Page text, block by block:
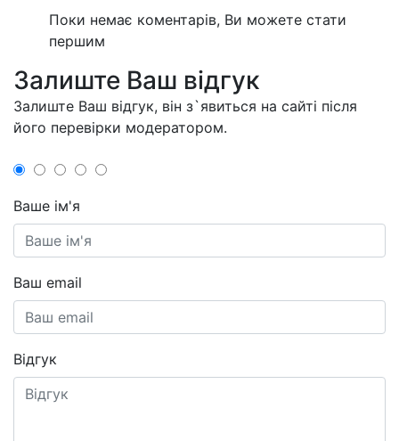
Поки немає коментарів, Ви можете стати
першим
Залиште Ваш відгук
Залиште Ваш відгук, він з`явиться на сайті після
його перевірки модератором.
Ваше ім'я
Ваш email
Відгук